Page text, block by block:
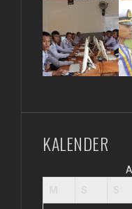
KALENDER